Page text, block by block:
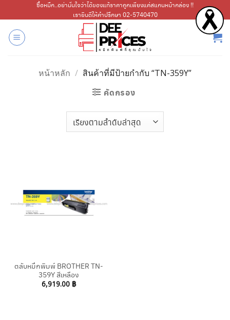
ไป
เนื้อหา
ซื้อหมึก..อย่ามั่นใจว่าได้ของแท้ราคาถูกเพียงแค่สแกนหน้ากล่อง !!
เรายินดีให้คำปรึกษา 02-5740470
หน้าหลัก / สินค้าที่มีป้ายกำกับ “TN-359Y”
คัดกรอง
ตลับหมึกพิมพ์ BROTHER TN-
359Y สีเหลือง
6,919.00 ฿